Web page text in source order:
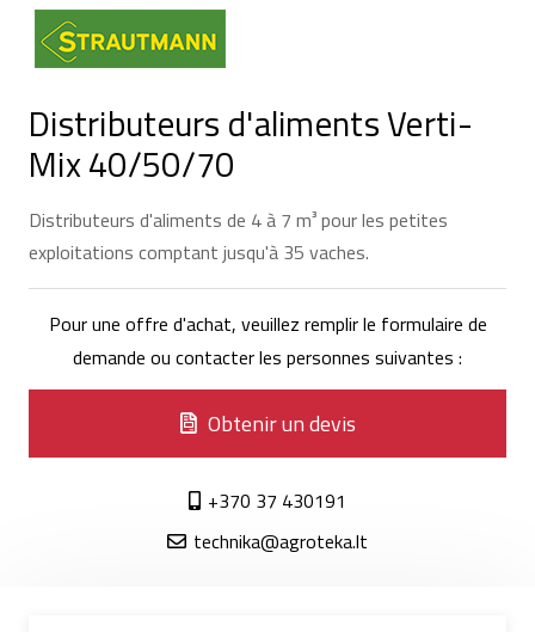
Distributeurs d'aliments Verti-
Mix 40/50/70
Distributeurs d'aliments de 4 à 7 m³ pour les petites
exploitations comptant jusqu'à 35 vaches.
Pour une offre d'achat, veuillez remplir le formulaire de
demande ou contacter les personnes suivantes :
Obtenir un devis
+370 37 430191
technika@agroteka.lt